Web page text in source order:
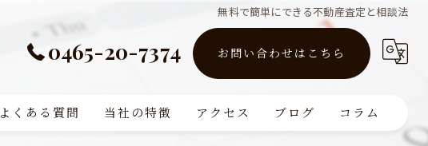
無料で簡単にできる不動産査定と相談法
0465-20-7374 お問い合わせはこちら
よくある質問 当社の特徴 アクセス ブログ コラム